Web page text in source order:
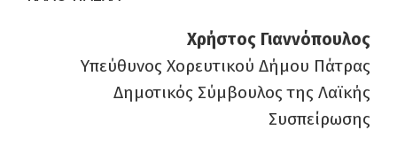
Χρήστος Γιαννόπουλος
Υπεύθυνος Χορευτικού Δήμου Πάτρας
Δημοτικός Σύμβουλος της Λαϊκής
Συσπείρωσης